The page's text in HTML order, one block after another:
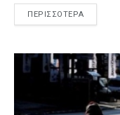
ΠΕΡΙΣΣΟΤΕΡΑ